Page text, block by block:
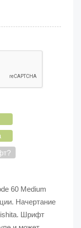
60 Medium
Начертание
Шрифт